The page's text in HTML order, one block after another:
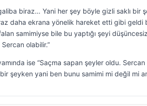
galiba biraz… Yani her şey böyle gizli saklı
daha ekrana yönelik hareket etti gibi geldi
samimiyse bile bu yaptığı şeyi
olabilir.”
ise “Saçma sapan şeyler oldu. Sercan
şeyken yani ben bunu samimi mi değil mi